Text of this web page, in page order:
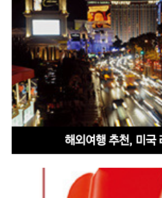
해외여행 추천, 미국